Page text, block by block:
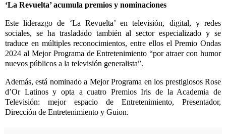
‘La Revuelta’ acumula premios y nominaciones
Este liderazgo de ‘La Revuelta’ en televisión, digital, y redes
sociales, se ha trasladado también al sector especializado y se
traduce en múltiples reconocimientos, entre ellos elPremio Ondas
2024 al Mejor Programa de Entretenimiento “por atraer con humor
nuevos públicos a la televisión generalista”.
Además, está nominado a Mejor Programa en los prestigiosos Rose
d’Or Latinos y opta a cuatro Premios Iris de la Academia de
Televisión: mejor espacio de Entretenimiento, Presentador,
Dirección de Entretenimiento y Guion.